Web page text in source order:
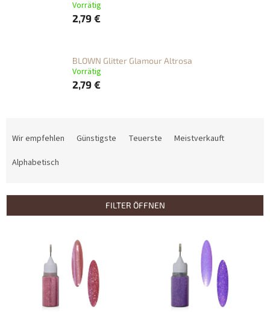
Vorrätig
2,79 €
BLOWN Glitter Glamour Altrosa
Vorrätig
2,79 €
s
Wir empfehlen Günstigste Teuerste
Meistverkauft
Alphabetisch
FILTER ÖFFNEN